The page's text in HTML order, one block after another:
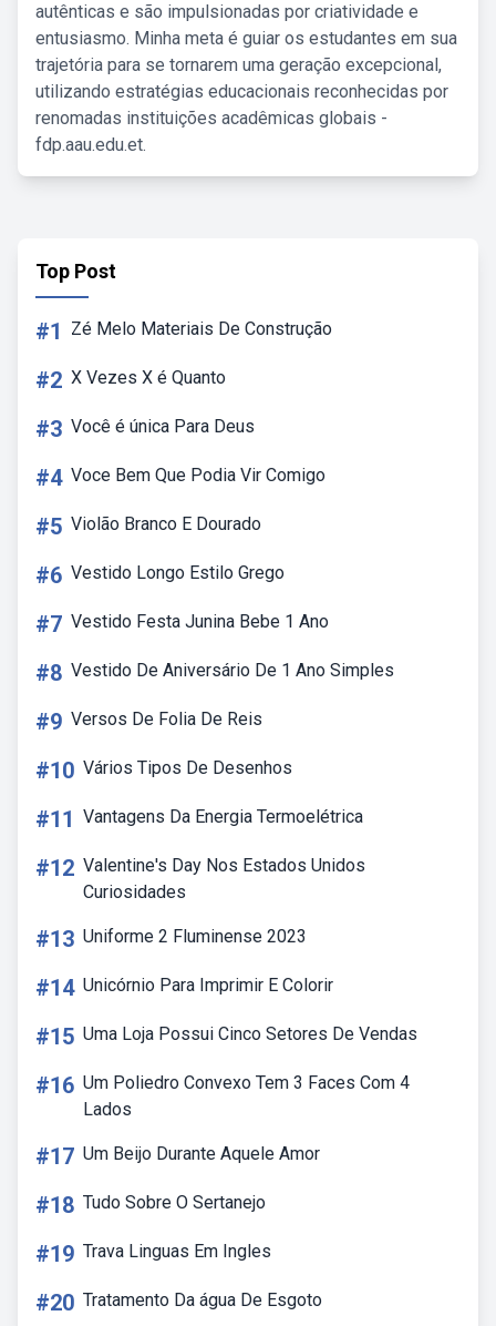
autênticas e são impulsionadas por criatividade e
entusiasmo. Minha meta é guiar os estudantes em sua
trajetória para se tornarem uma geração excepcional,
utilizando estratégias educacionais reconhecidas por
renomadas instituições acadêmicas globais -
fdp.aau.edu.et.
Top Post
#1 Zé Melo Materiais De Construção
#2 X Vezes X é Quanto
#3 Você é única Para Deus
#4 Voce Bem Que Podia Vir Comigo
#5 Violão Branco E Dourado
#6 Vestido Longo Estilo Grego
#7 Vestido Festa Junina Bebe 1 Ano
#8 Vestido De Aniversário De 1 Ano Simples
#9 Versos De Folia De Reis
#10 Vários Tipos De Desenhos
#11 Vantagens Da Energia Termoelétrica
#12 Valentine's Day Nos Estados Unidos
Curiosidades
#13 Uniforme 2 Fluminense 2023
#14 Unicórnio Para Imprimir E Colorir
#15 Uma Loja Possui Cinco Setores De Vendas
#16 Um Poliedro Convexo Tem 3 Faces Com 4
Lados
#17 Um Beijo Durante Aquele Amor
#18 Tudo Sobre O Sertanejo
#19 Trava Linguas Em Ingles
#20 Tratamento Da água De Esgoto